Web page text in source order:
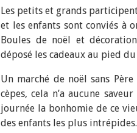
Les petits et grands
et les enfants sont conviés à
Boules de noël et
déposé les cadeaux au pied
Un marché de noël sans
cèpes, cela n’a aucune
journée la bonhomie de ce
des enfants les plus intrépides.